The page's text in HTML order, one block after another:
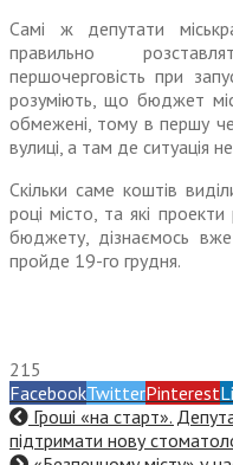
Самі ж депутати
правильно
першочерговість при
розуміють, що бюджет
обмежені, тому в першу
вулиці, а там де ситуація
Скільки саме коштів
році місто, та які
бюджету, дізнаємось вже
пройде 19-го грудня.
215
FacebookTwitterPinterest
Гроші «на старт».
підтримати нову